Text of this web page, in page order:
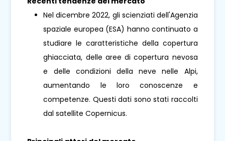
Nel dicembre 2022, gli scienziati dell'Agenzia
spaziale europea (ESA) hanno continuato a
studiare le caratteristiche della copertura
ghiacciata, delle aree di copertura nevosa
e delle condizioni della neve nelle Alpi,
aumentando le loro conoscenze e
competenze. Questi dati sono stati raccolti
dal satellite Copernicus.